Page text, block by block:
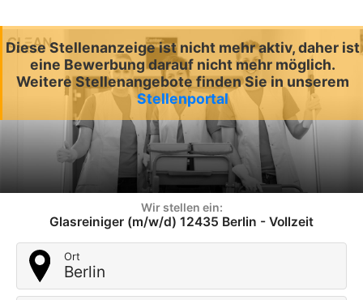
Diese Stellenanzeige ist nicht mehr aktiv, daher ist
eine Bewerbung darauf nicht mehr möglich.
Weitere Stellenangebote finden Sie in unserem
Stellenportal
Wir stellen ein:
Glasreiniger (m/w/d) 12435 Berlin - Vollzeit
Ort
Berlin